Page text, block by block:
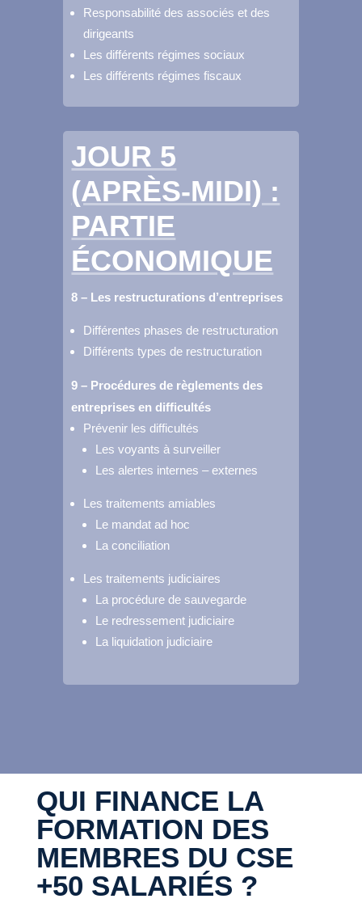
Responsabilité des associés et des
dirigeants
Les différents régimes sociaux
Les différents régimes fiscaux
JOUR 5
(APRÈS-MIDI) :
PARTIE
ÉCONOMIQUE
8 – Les restructurations d’entreprises
Différentes phases de restructuration
Différents types de restructuration
9 – Procédures de règlements des
entreprises en difficultés
Prévenir les difficultés
Les voyants à surveiller
Les alertes internes – externes
Les traitements amiables
Le mandat ad hoc
La conciliation
Les traitements judiciaires
La procédure de sauvegarde
Le redressement judiciaire
La liquidation judiciaire
QUI FINANCE LA
FORMATION DES
MEMBRES DU CSE
+50 SALARIÉS ?